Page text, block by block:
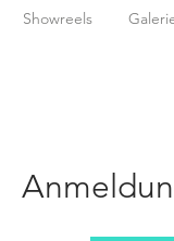
Showreels